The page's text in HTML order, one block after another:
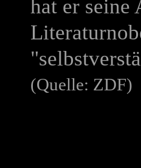
hat er seine
(Quelle: ZDF)